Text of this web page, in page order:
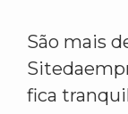
São mais
fica